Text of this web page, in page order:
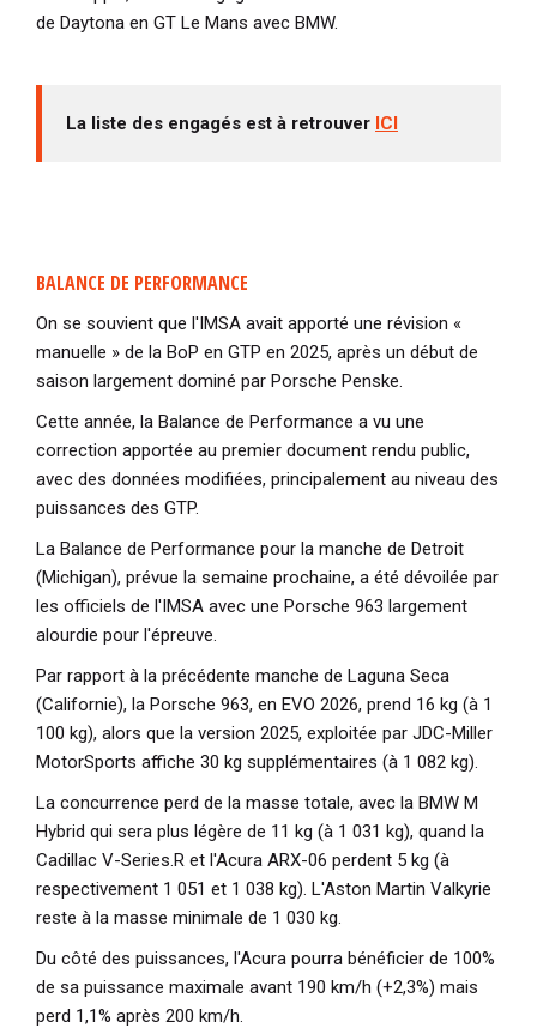
de Daytona en GT Le Mans avec BMW.
La liste des engagés est à retrouver ICI
BALANCE DE PERFORMANCE
On se souvient que l'IMSA avait apporté une révision «
manuelle » de la BoP en GTP en 2025, après un début de
saison largement dominé par Porsche Penske.
Cette année, la Balance de Performance a vu une
correction apportée au premier document rendu public,
avec des données modifiées, principalement au niveau des
puissances des GTP.
La Balance de Performance pour la manche de Detroit
(Michigan), prévue la semaine prochaine, a été dévoilée par
les officiels de l'IMSA avec une Porsche 963 largement
alourdie pour l'épreuve.
Par rapport à la précédente manche de Laguna Seca
(Californie), la Porsche 963, en EVO 2026, prend 16 kg (à 1
100 kg), alors que la version 2025, exploitée par JDC-Miller
MotorSports affiche 30 kg supplémentaires (à 1 082 kg).
La concurrence perd de la masse totale, avec la BMW M
Hybrid qui sera plus légère de 11 kg (à 1 031 kg), quand la
Cadillac V-Series.R et l'Acura ARX-06 perdent 5 kg (à
respectivement 1 051 et 1 038 kg). L'Aston Martin Valkyrie
reste à la masse minimale de 1 030 kg.
Du côté des puissances, l'Acura pourra bénéficier de 100%
de sa puissance maximale avant 190 km/h (+2,3%) mais
perd 1,1% après 200 km/h.